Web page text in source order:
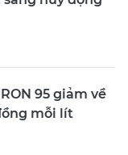
95 giảm về
mỗi lít